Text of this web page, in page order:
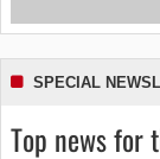
SPECIAL
Top news for